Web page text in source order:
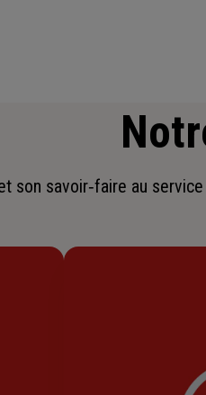
son savoir‑faire au